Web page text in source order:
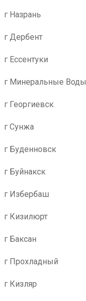
г Назрань
г Дербент
г Ессентуки
г Минеральные Воды
г Георгиевск
г Сунжа
г Буденновск
г Буйнакск
г Избербаш
г Кизилюрт
г Баксан
г Прохладный
г Кизляр